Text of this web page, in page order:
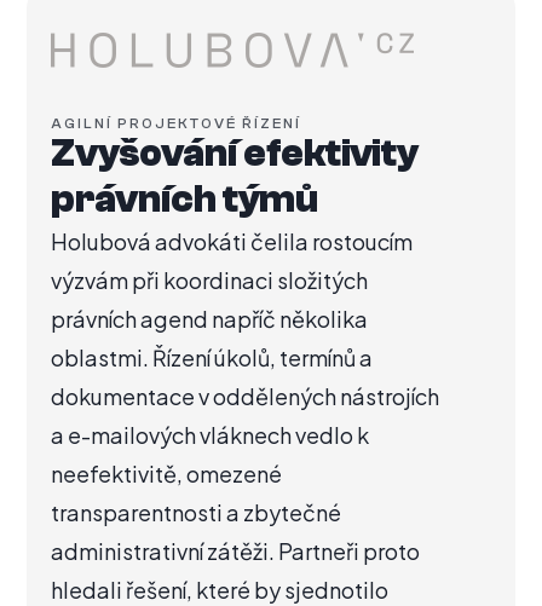
AGILNÍ PROJEKTOVÉ ŘÍZENÍ
Zvyšování efektivity
právních týmů
Holubová advokáti čelila rostoucím
výzvám při koordinaci složitých
právních agend napříč několika
oblastmi. Řízení úkolů, termínů a
dokumentace v oddělených nástrojích
a e-mailových vláknech vedlo k
neefektivitě, omezené
transparentnosti a zbytečné
administrativní zátěži. Partneři proto
hledali řešení, které by sjednotilo